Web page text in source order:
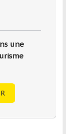
une